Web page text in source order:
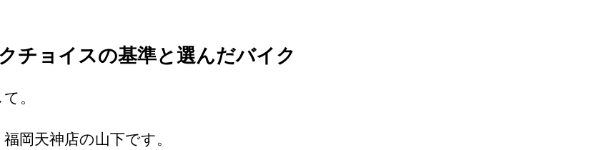
チョイスの基準と選んだバイク
。
岡天神店の山下です。